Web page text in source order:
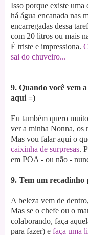
Isso porque existe
há água encanada nas
encarregadas dessa
com 20 litros ou mais
É triste e impressiona.
sai do chuveiro...
9. Quando você vem
aqui =)
Eu também quero
ver a minha Nonna, os
Mas vou falar aqui o
caixinha de surpresas.
em POA - ou não -
9. Tem um recadinho
A beleza vem de
Mas se o chefe ou o
colaborando, faça
para fazer) e faça uma